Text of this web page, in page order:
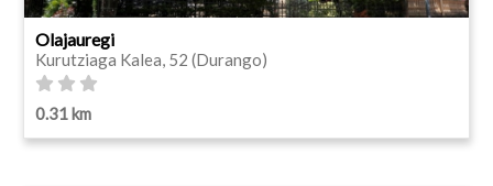
Olajauregi
Kurutziaga Kalea, 52 (Durango)
0.31 km